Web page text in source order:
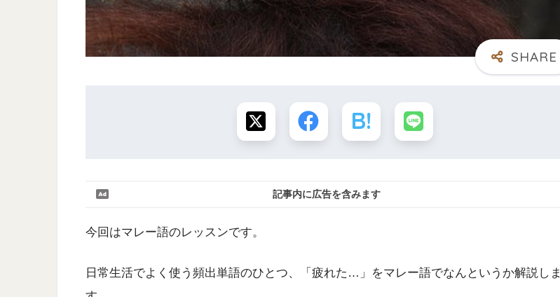
記事内に広告を含みます
今回はマレー語のレッスンです。
日常生活でよく使う頻出単語のひとつ、「疲れた…」をマレー語でなんというか解説しま